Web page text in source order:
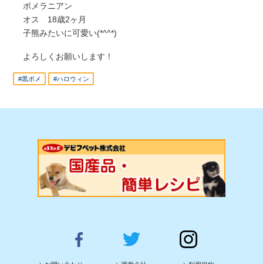
ポメラニアン
オス 18歳2ヶ月
子熊みたいに可愛い(*^^*)
よろしくお願いします！
#黒ポメ #ハロウィン